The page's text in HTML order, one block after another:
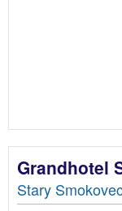
Grandhotel
Stary